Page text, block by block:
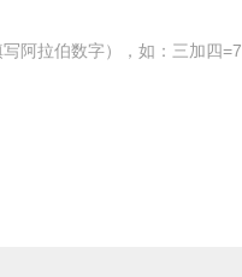
阿拉伯数字），如：三加四=7